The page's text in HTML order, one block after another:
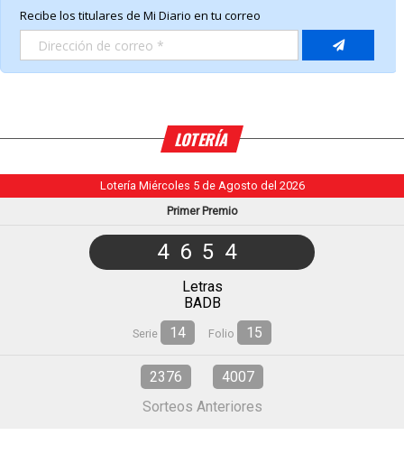
LOTERÍA
Lotería Miércoles 5 de Agosto del 2026
Primer Premio
4654
Letras
BADB
Serie 14 Folio 15
2376
4007
Sorteos Anteriores